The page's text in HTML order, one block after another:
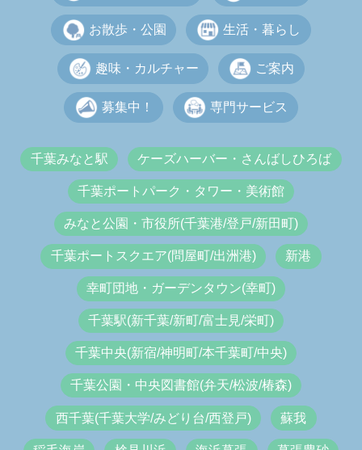
お散歩・公園 生活・暮らし
趣味・カルチャー ご案内
募集中！ 専門サービス
千葉みなと駅 ケーズハーバー・さんばしひろば
千葉ポートパーク・タワー・美術館
みなと公園・市役所(千葉港/登戸/新田町)
千葉ポートスクエア(問屋町/出洲港) 新港
幸町団地・ガーデンタウン(幸町)
千葉駅(新千葉/新町/富士見/栄町)
千葉中央(新宿/神明町/本千葉町/中央)
千葉公園・中央図書館(弁天/松波/椿森)
西千葉(千葉大学/みどり台/西登戸) 蘇我